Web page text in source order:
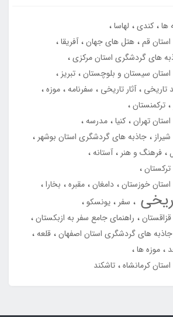
ها کندی
لهاسا
قم هتل های جهان آفریقا
های گردشگری استان مرکزی
سیستان و بلوچستان تبریز
تاریخی آثار تاریخی سفرنامه موزه
ترکمنستان
تهران کنیا مدرسه
جاذبه های گردشگری استان بوشهر
فرهنگ و هنر
آستانه
خوزستان دامغان مقبره
بخارا
سفر
یونسکو
راهنمای جامع سفر به ازبکستان
جاذبه های گردشگری استان اصفهان قلعه
موزه ها
کرمانشاه تاشکند